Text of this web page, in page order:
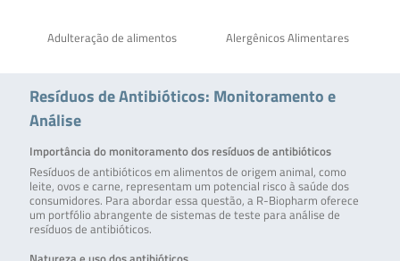
Adulteração de alimentos Alergênicos Alimentares
Resíduos de Antibióticos: Monitoramento e
Análise
Importância do monitoramento dos resíduos de antibióticos
Resíduos de antibióticos em alimentos de origem animal, como
leite, ovos e carne, representam um potencial risco à saúde dos
consumidores. Para abordar essa questão, a R-Biopharm oferece
um portfólio abrangente de sistemas de teste para análise de
resíduos de antibióticos.